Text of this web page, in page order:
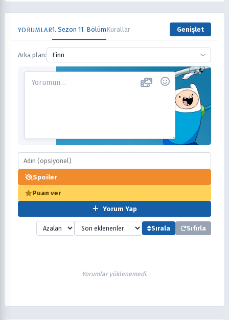
YORUMLAR1. Sezon 11. BölümKurallar Genişlet
Arka plan: Finn
Spoiler
Puan ver
Yorum Yap
Sırala Sıfırla
Yorumlar yüklenemedi.